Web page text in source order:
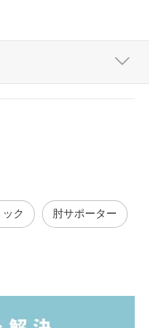
ク 肘サポーター